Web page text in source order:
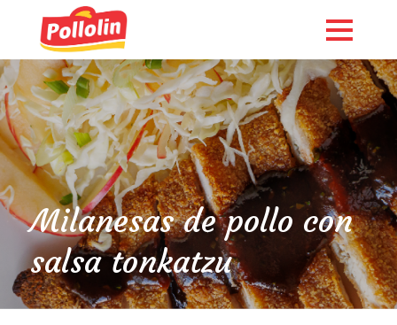
English
Milanesas de pollo con
salsa tonkatzu